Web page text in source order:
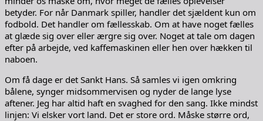
betyder. For når Danmark spiller, handler det sjældent kun om
fodbold. Det handler om fællesskab. Om at have noget fælles
at glæde sig over eller ærgre sig over. Noget at tale om dagen
efter på arbejde, ved kaffemaskinen eller hen over hækken til
naboen.
Om få dage er det Sankt Hans. Så samles vi igen omkring
bålene, synger midsommervisen og nyder de lange lyse
aftener. Jeg har altid haft en svaghed for den sang. Ikke mindst
linjen: Vi elsker vort land. Det er store ord. Måske større ord,